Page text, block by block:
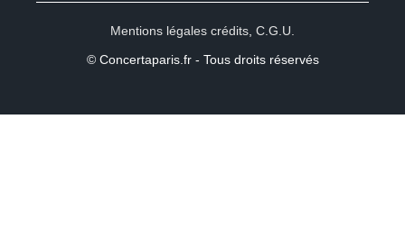
Mentions légales crédits C.G.U.
© Concertaparis.fr - Tous droits réservés